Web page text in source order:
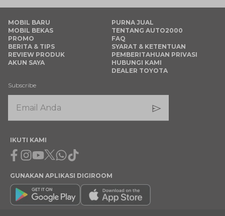
MOBIL BARU
MOBIL BEKAS
PROMO
BERITA & TIPS
REVIEW PRODUK
AKUN SAYA
PURNA JUAL
TENTANG AUTO2000
FAQ
SYARAT & KETENTUAN
PEMBERITAHUAN PRIVASI
HUBUNGI KAMI
DEALER TOYOTA
Subscribe
IKUTI KAMI
Facebook
Instagram
Youtube
X Whatsapp
Tiktok
GUNAKAN APLIKASI DIGIROOM